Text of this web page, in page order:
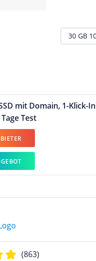
mit Domain, 1-Klick-
Test
(863)